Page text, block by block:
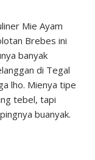
Mie Ayam
Brebes ini
banyak
di Tegal
lho. Mienya tipe
tebel, tapi
buanyak.